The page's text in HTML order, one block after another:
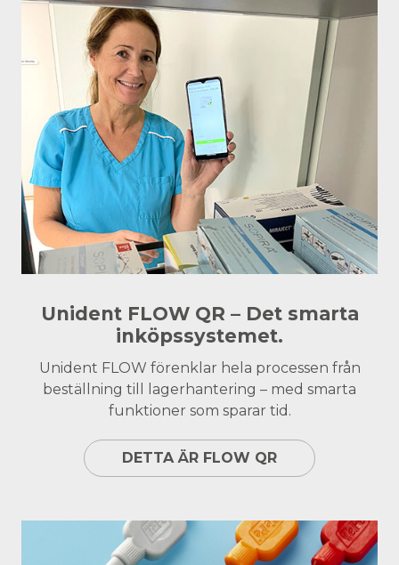
Unident FLOW QR – Det smarta
inköpssystemet.
Unident FLOW förenklar hela processen från
beställning till lagerhantering – med smarta
funktioner som sparar tid.
DETTA ÄR FLOW QR